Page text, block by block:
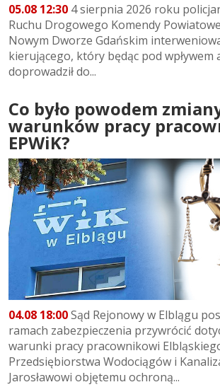
05.08 12:30 4 sierpnia 2026 roku
Ruchu Drogowego Komendy
Nowym Dworze Gdańskim
kierującego, który będąc pod wpływem
doprowadził do...
Co było powodem
warunków pracy
EPWiK?
04.08 18:00Sąd Rejonowy w Elblągu
ramach zabezpieczenia przywrócić
warunki pracy pracownikowi
Przedsiębiorstwa Wodociągów i
Jarosławowi objętemu ochroną...